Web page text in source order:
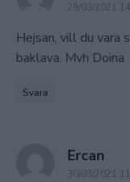
29/03/2021
Hejsan, vill du vara
baklava. Mvh Doina
Svara
Ercan
30/03/2021